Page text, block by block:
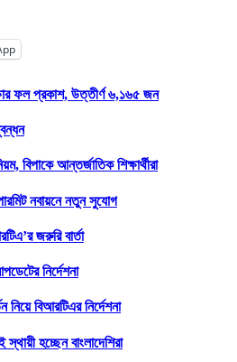
ফল প্রকাশ, উত্তীর্ণ ৬,১৬৫ জন
বিপাকে আন্তর্জাতিক শিক্ষার্থীরা
নবায়নে নতুন সুযোগ
জরুরি বার্তা
নির্দেশনা
নিয়ে বিআরটিএর নির্দেশনা
হচ্ছেন বাংলাদেশিরা